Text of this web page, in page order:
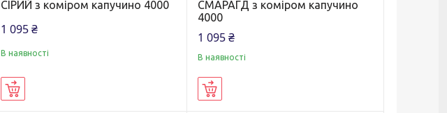
СІРИЙ з коміром капучино 4000
1 095 ₴
В наявності
СМАРАГД з коміром капучино
4000
1 095 ₴
В наявності